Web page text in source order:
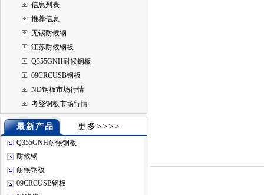
信息列表
推荐信息
无锡耐候钢
江苏耐候钢板
Q355GNH耐候钢板
09CRCUSB钢板
ND钢板市场行情
考登钢板市场行情
最新产品 更多>>>>
Q355GNH耐候钢板
耐候钢
耐候钢板
09CRCUSB钢板